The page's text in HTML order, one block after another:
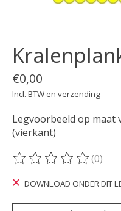
€0,00
Incl. BTW en verzending
Legvoorbeeld op maat
(vierkant)
De beoordeling van dit
(0)
DOWNLOAD ONDER DIT